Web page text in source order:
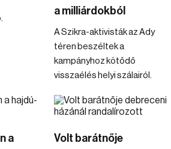
a milliárdokból
A Szikra-aktivisták az Ady
téren beszéltek a
kampányhoz kötődő
visszaélés helyi szálairól.
a
Volt barátnője